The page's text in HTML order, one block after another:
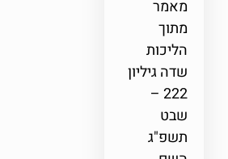
מאמר
מתוך
הליכות
שדה גיליון
222 –
שבט
תשפ"ג